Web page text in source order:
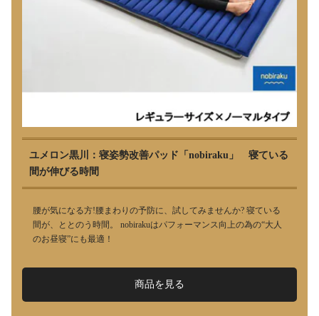
ユメロン黒川：寝姿勢改善パッド「nobiraku」 寝ている
間が伸びる時間
腰が気になる方!腰まわりの予防に、試してみませんか? 寝ている
間が、ととのう時間。 nobirakuはパフォーマンス向上の為の“大人
のお昼寝”にも最適！
商品を見る